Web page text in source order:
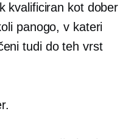
kvalificiran kot dober
panogo, v kateri
tudi do teh vrst